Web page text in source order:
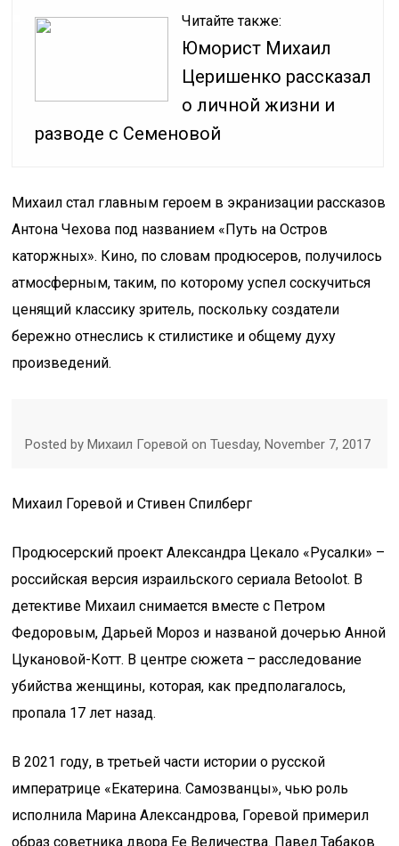
Читайте также:
Юморист Михаил
Церишенко рассказал
о личной жизни и
разводе с Семеновой
Михаил стал главным героем в экранизации рассказов
Антона Чехова под названием «Путь на Остров
каторжных». Кино, по словам продюсеров, получилось
атмосферным, таким, по которому успел соскучиться
ценящий классику зритель, поскольку создатели
бережно отнеслись к стилистике и общему духу
произведений.
Posted by Михаил Горевой on Tuesday, November 7, 2017
Михаил Горевой и Стивен Спилберг
Продюсерский проект Александра Цекало «Русалки» –
российская версия израильского сериала Betoolot. В
детективе Михаил снимается вместе с Петром
Федоровым, Дарьей Мороз и названой дочерью Анной
Цукановой-Котт. В центре сюжета – расследование
убийства женщины, которая, как предполагалось,
пропала 17 лет назад.
В 2021 году, в третьей части истории о русской
императрице «Екатерина. Самозванцы», чью роль
исполнила Марина Александрова, Горевой примерил
образ советника двора Ее Величества. Павел Табаков